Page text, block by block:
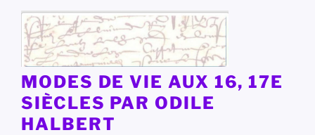
contenu
principal
MODES DE VIE AUX 16, 17E
SIÈCLES PAR ODILE
HALBERT